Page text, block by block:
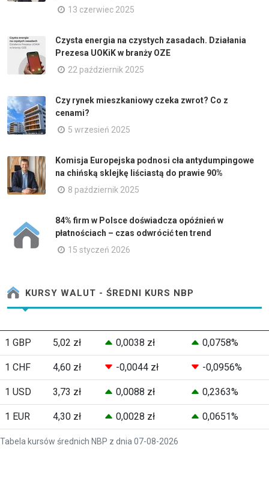
13 czerwiec 2025
Czysta energia na czystych zasadach. Działania
Prezesa UOKiK w branży OZE
22 październik 2025
Czy rynek mieszkaniowy czeka zwrot? Co z
cenami?
5 wrzesień 2025
Komisja Europejska podnosi cła antydumpingowe
na chińską sklejkę liściastą do prawie 90%
8 październik 2025
84% firm w Polsce doświadcza opóźnień w
płatnościach – czas odwrócić ten trend
15 styczeń 2026
KURSY WALUT - ŚREDNI KURS NBP
Tabela kursów średnich NBP z dnia 07-08-2026
1 GBP 5,02 zł 0,0038 zł 0,0758%
1 CHF 4,60 zł -0,0044 zł -0,0956%
1 USD 3,73 zł 0,0088 zł 0,2363%
1 EUR 4,30 zł 0,0028 zł 0,0651%